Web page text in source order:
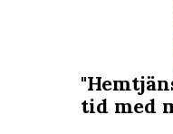
tid med